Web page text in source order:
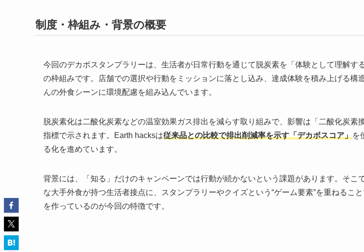
制度・枠組み・背景の概要
今回のデカボスタンプラリーは、生活者が日常行動を通じて脱炭素を「体験として理解す
の枠組みです。店舗での選択や行動をミッションに落とし込み、達成体験を積み上げる構
んの外食シーンに環境配慮を組み込んでいます。
脱炭素化は二酸化炭素などの温室効果ガス排出を減らす取り組みで、影響は「二酸化炭素
指標で示されます。Earth hacksは従来品との比較で排出削減率を示す「デカボスコア」を
る化を進めています。
背景には、「知る」だけのキャンペーンでは行動が続かないという課題があります。そこ
な大手外食が持つ生活者接点に、スタンプラリーやクイズという“ゲーム要素”を重ねるこ
を作っているのが今回の特徴です。